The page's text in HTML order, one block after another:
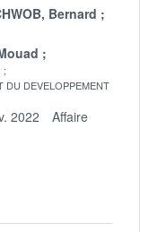
Bernard
DU DEVELOPPEMENT
2022
Affaire